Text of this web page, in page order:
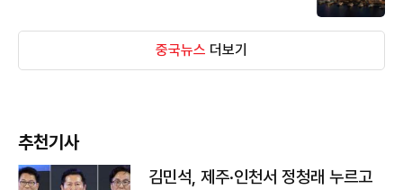
중국뉴스 더보기
추천기사
김민석, 제주·인천서 정청래 누르고